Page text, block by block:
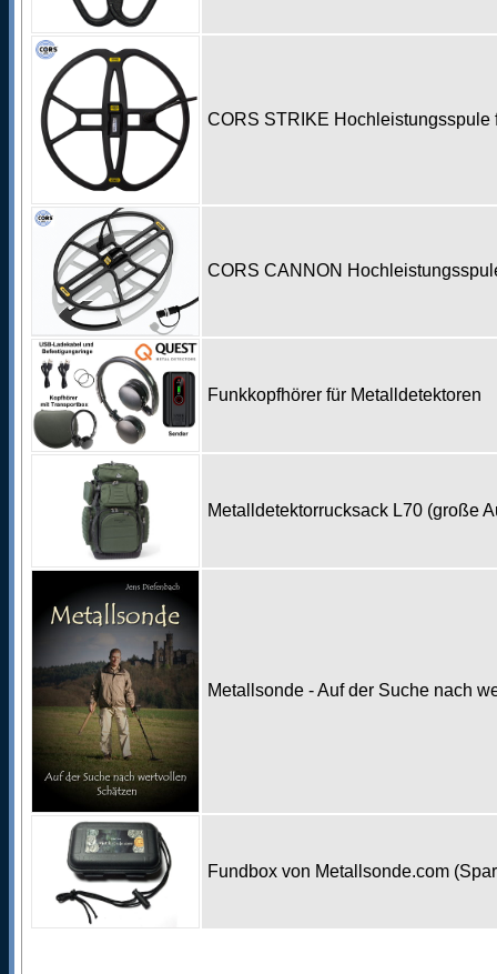
CORS STRIKE
CORS CANNON
Funkkopfhörer für Metalldetektoren
Metalldetektorrucksack L70 (große
Metallsonde - Auf der Suche nach
Fundbox von Metallsonde.com